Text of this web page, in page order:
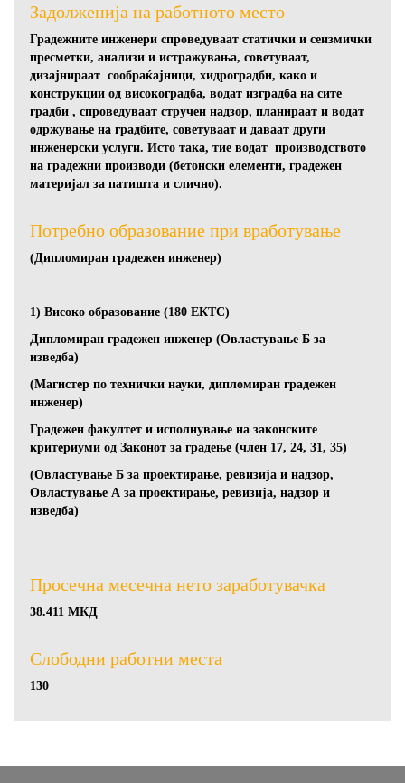
Задолженија на работното место
Градежните инженери спроведуваат статички и сеизмички
пресметки, анализи и истражувања, советуваат,
дизајнираат сообраќајници, хидроградби, како и
конструкции од високоградба, водат изградба на сите
градби , спроведуваат стручен надзор, планираат и водат
одржување на градбите, советуваат и даваат други
инженерски услуги. Исто така, тие водат производството
на градежни производи (бетонски елементи, градежен
материјал за патишта и слично).
Потребно образование при вработување
(Дипломиран градежен инженер)
1) Високо образование (180 ЕКТС)
Дипломиран градежен инженер (Овластување Б за
изведба)
(Магистер по технички науки, дипломиран градежен
инженер)
Градежен факултет и исполнување на законските
критериуми од Законот за градење (член 17, 24, 31, 35)
(Овластување Б за проектирање, ревизија и надзор,
Овластување А за проектирање, ревизија, надзор и
изведба)
Просечна месечна нето заработувачка
38.411 МКД
Слободни работни местa
130